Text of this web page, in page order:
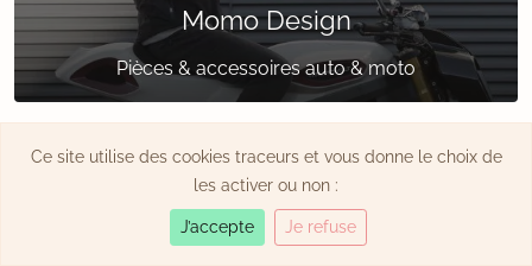
Momo Design
Pièces & accessoires auto & moto
Ce site utilise des cookies traceurs et vous donne le choix de
les activer ou non :
J’accepte Je refuse